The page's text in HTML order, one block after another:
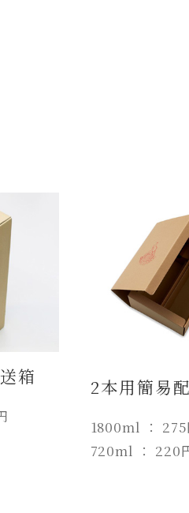
箱 2本用簡易
1800ml ： 275
720ml ： 220